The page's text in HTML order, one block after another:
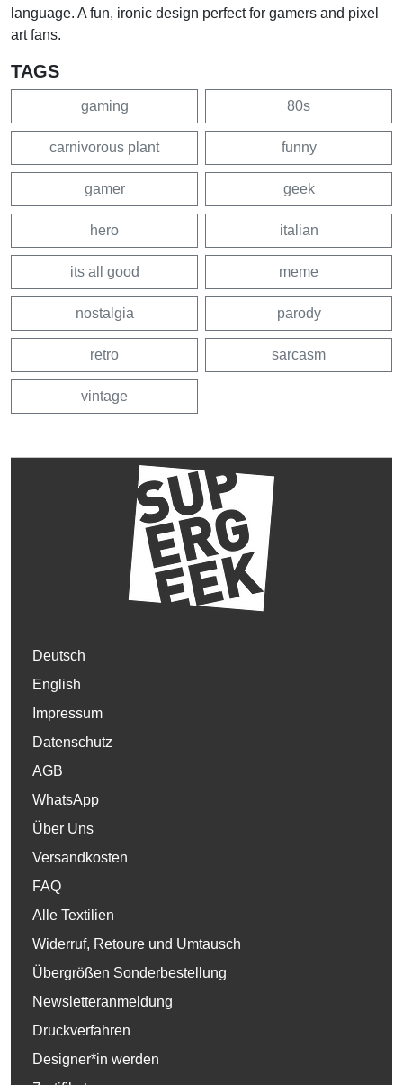
language. A fun, ironic design perfect for gamers and pixel
art fans.
TAGS
gaming 80s
carnivorous plant funny
gamer geek
hero italian
its all good meme
nostalgia parody
retro sarcasm
vintage
Deutsch
English
Impressum
Datenschutz
AGB
WhatsApp
Über Uns
Versandkosten
FAQ
Alle Textilien
Widerruf, Retoure und Umtausch
Übergrößen Sonderbestellung
Newsletteranmeldung
Druckverfahren
Designer*in werden